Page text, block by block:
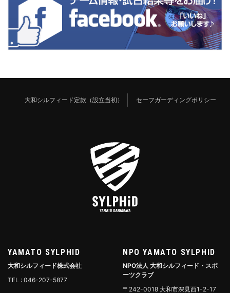
大和シルフィード定款（設立当初） セーフガーディングポリシー
YAMATO SYLPHID
大和シルフィード株式会社
TEL : 046-207-5877
NPO YAMATO SYLPHID
NPO法人 大和シルフィード・スポ
ーツクラブ
〒242-0018 大和市深見西1-2-17